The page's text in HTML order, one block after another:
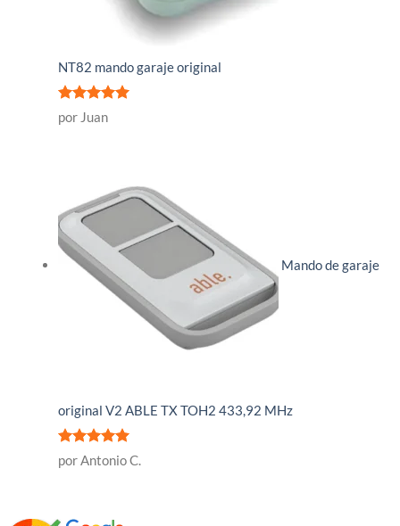
NT82 mando garaje original
Valorado
con
por Juan
Mando de garaje
original V2 ABLE TX TOH2 433,92 MHz
Valorado
con
por Antonio C.